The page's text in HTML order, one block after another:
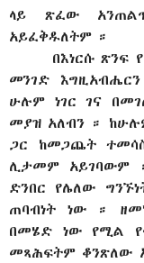
ላይ ጽፈው
አይፈቅዱለትም ።
በእነርሱ
መንገድ
ሁሉም ነገር ገና
መያዝ አለብን ።
ጋር ከመጋጨት
ሊታመም አይገባውም
ድንበር የሌለው
ጠባብነት ነው ።
በመሄድ ነው የሚል
መጻሕፍትም ቆንጽለው